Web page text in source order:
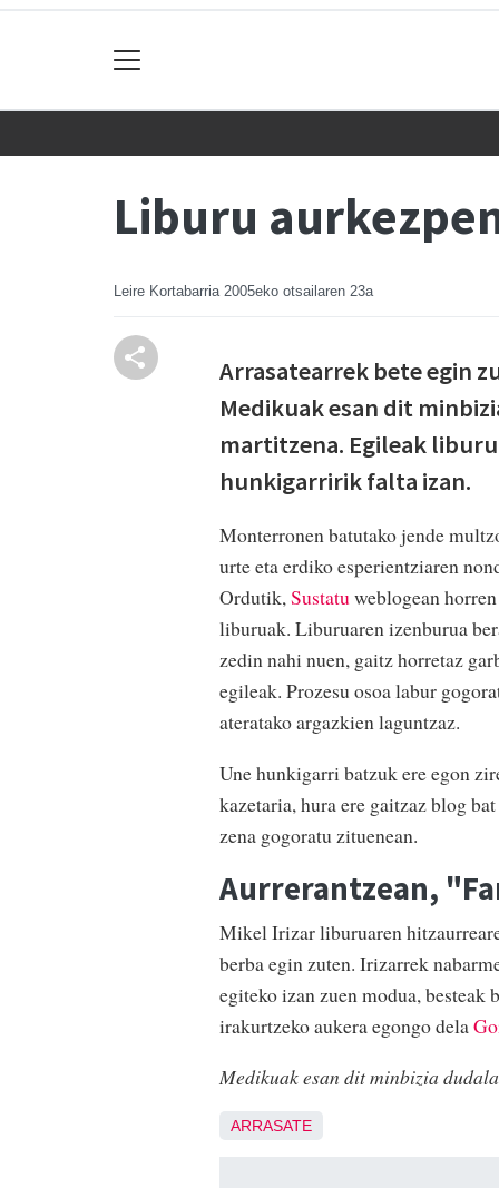
Liburu
Leire Kortabarria 2005eko otsailaren 23a
Arrasatearrek bete egin
Medikuak esan dit
martitzena. Egileak
hunkigarririk falta izan.
Monterronen batutako jende
urte eta erdiko esperientziaren
Ordutik,Sustatuweblogean
liburuak. Liburuaren izenburua
zedin nahi nuen, gaitz horretaz
egileak. Prozesu osoa labur
ateratako argazkien laguntzaz.
Une hunkigarri batzuk ere egon
kazetaria, hura ere gaitzaz blog bat
zena gogoratu zituenean.
Aurrerantzean,
Mikel Irizar liburuaren
berba egin zuten. Irizarrek
egiteko izan zuen modua,
irakurtzeko aukera egongo dela
Medikuak esan dit minbizia dudala
ARRASATE